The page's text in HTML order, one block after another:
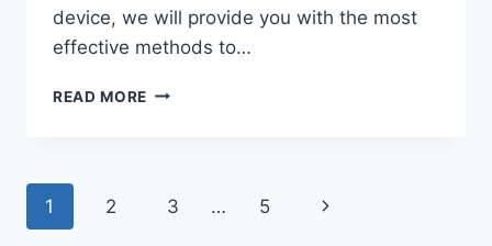
device, we will provide you with the most
effective methods to…
READ MORE MACOS
HOW
Page
1 2 3 … 5
Next